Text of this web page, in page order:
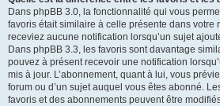
Dans phpBB 3.0, la fonctionnalité qui vous
favoris était similaire à celle présente dans votre
receviez aucune notification lorsqu’un sujet
Dans phpBB 3.3, les favoris sont davantage
pouvez à présent recevoir une notification
mis à jour. L’abonnement, quant à lui, vous
forum ou d’un sujet auquel vous êtes abonné.
favoris et des abonnements peuvent être